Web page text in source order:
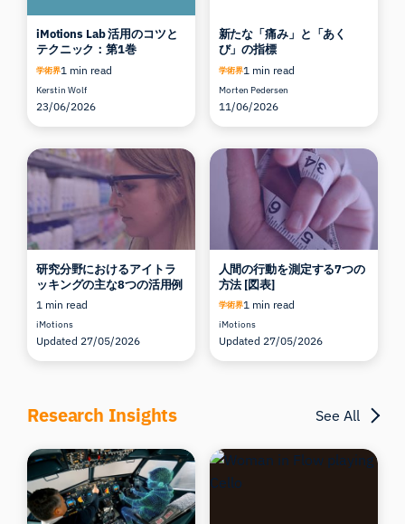
iMotions Lab 活用のコツと
テクニック：第1巻
学術界1 min read
Kerstin Wolf
23/06/2026
新たな「痛み」と「あく
び」の指標
学術界1 min read
Morten Pedersen
11/06/2026
研究分野におけるアイトラ
ッキングの主な8つの活用例
1 min read
iMotions
Updated 27/05/2026
人間の行動を測定する7つの
方法 [図表]
学術界1 min read
iMotions
Updated 27/05/2026
Research Insights See All